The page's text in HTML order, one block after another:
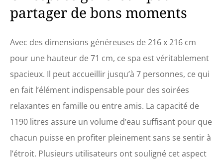
partager de bons moments
Avec des dimensions généreuses de 216 x 216 cm
pour une hauteur de 71 cm, ce spa est véritablement
spacieux. Il peut accueillir jusqu’à 7 personnes, ce qui
en fait l’élément indispensable pour des soirées
relaxantes en famille ou entre amis. La capacité de
1190 litres assure un volume d’eau suffisant pour que
chacun puisse en profiter pleinement sans se sentir à
l’étroit. Plusieurs utilisateurs ont souligné cet aspect